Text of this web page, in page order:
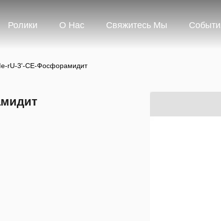
Ролики О Нас Свяжитесь Мы
rU-3'-CE-Фосфорамидит